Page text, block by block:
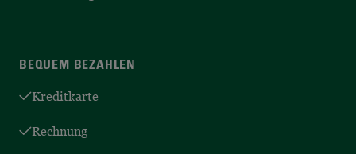
BEQUEM BEZAHLEN
Kreditkarte
Rechnung